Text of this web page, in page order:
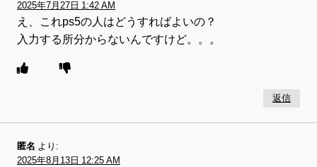
2025年7月27日 1:42 AM
え、これps5の人はどうすればよいの？
入力する所分からないんですけど。。。
返信
匿名 より:
2025年8月13日 12:25 AM